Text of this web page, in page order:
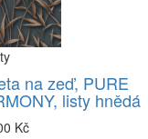
na zeď, PURE
listy hnědá
Kč